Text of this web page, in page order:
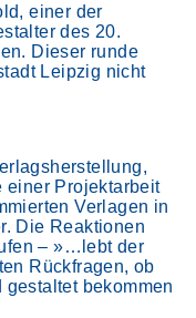
einer der
des 20.
Dieser runde
Leipzig nicht
einer Projektarbeit
Verlagen in
Die Reaktionen
– »…lebt der
Rückfragen, ob
bekommen